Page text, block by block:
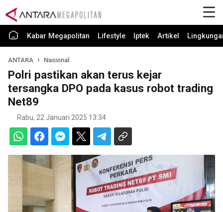
Kabar Megapolitan Lifestyle Iptek Artikel
ANTARA Nasional
Polri pastikan akan terus kejar
tersangka DPO pada kasus robot trading
Net89
Rabu, 22 Januari 2025 13:34